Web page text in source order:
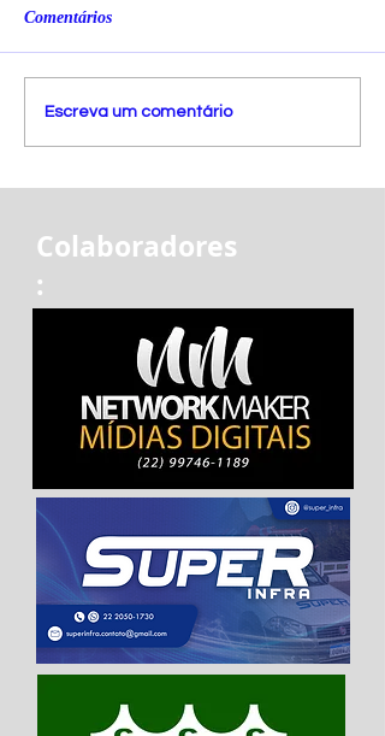
Comentários
Escreva um comentário
Colaboradores
: